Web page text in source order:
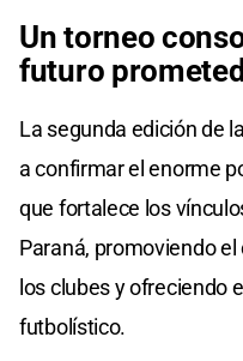
Un torneo
futuro
La segunda edición de
a confirmar el enorme
que fortalece los
Paraná, promoviendo
los clubes y ofreciendo
futbolístico.